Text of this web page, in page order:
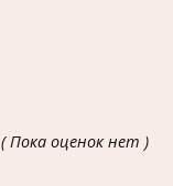
( Пока оценок нет )